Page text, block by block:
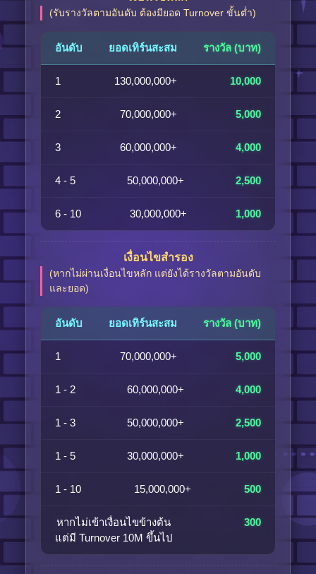
(รับรางวัลตามอันดับ ต้องมียอด Turnover ขั้นต่ำ)
อันดับ ยอดเทิร์นสะสม รางวัล (บาท)
1 130,000,000+ 10,000
2 70,000,000+ 5,000
3 60,000,000+ 4,000
4 - 5 50,000,000+ 2,500
6 - 10 30,000,000+ 1,000
เงื่อนไขสำรอง
(หากไม่ผ่านเงื่อนไขหลัก แต่ยังได้รางวัลตามอันดับ
และยอด)
อันดับ ยอดเทิร์นสะสม รางวัล (บาท)
1 70,000,000+ 5,000
1 - 2 60,000,000+ 4,000
1 - 3 50,000,000+ 2,500
1 - 5 30,000,000+ 1,000
1 - 10 15,000,000+ 500
หากไม่เข้าเงื่อนไขข้างต้น
แต่มี Turnover 10M ขึ้นไป
300